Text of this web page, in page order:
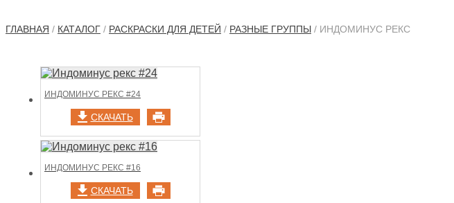
ГЛАВНАЯ / КАТАЛОГ / РАСКРАСКИ ДЛЯ ДЕТЕЙ / РАЗНЫЕ ГРУППЫ / ИНДОМИНУС РЕКС
ИНДОМИНУС РЕКС #24
СКАЧАТЬ
ИНДОМИНУС РЕКС #16
СКАЧАТЬ